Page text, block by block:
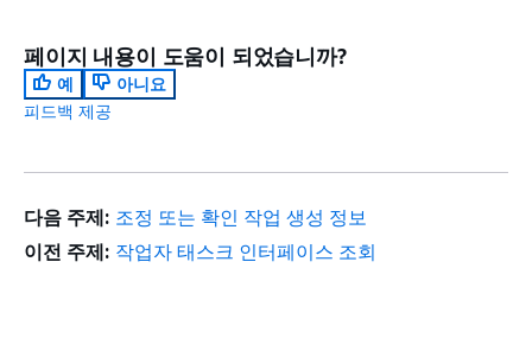
페이지 내용이 도움이 되었습니까?
예
아니요
피드백 제공
다음 주제: 조정 또는 확인 작업 생성 정보
이전 주제: 작업자 태스크 인터페이스 조회